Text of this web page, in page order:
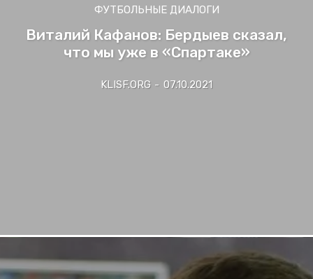
ФУТБОЛЬНЫЕ ДИАЛОГИ
Виталий Кафанов: Бердыев сказал,
что мы уже в «Спартаке»
KLISF.ORG - 07.10.2021